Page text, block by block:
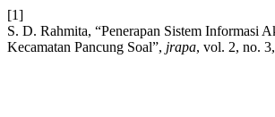
[1]
S. D. Rahmita, “Penerapan Sistem Informasi
Kecamatan Pancung Soal”, jrapa, vol. 2, no.